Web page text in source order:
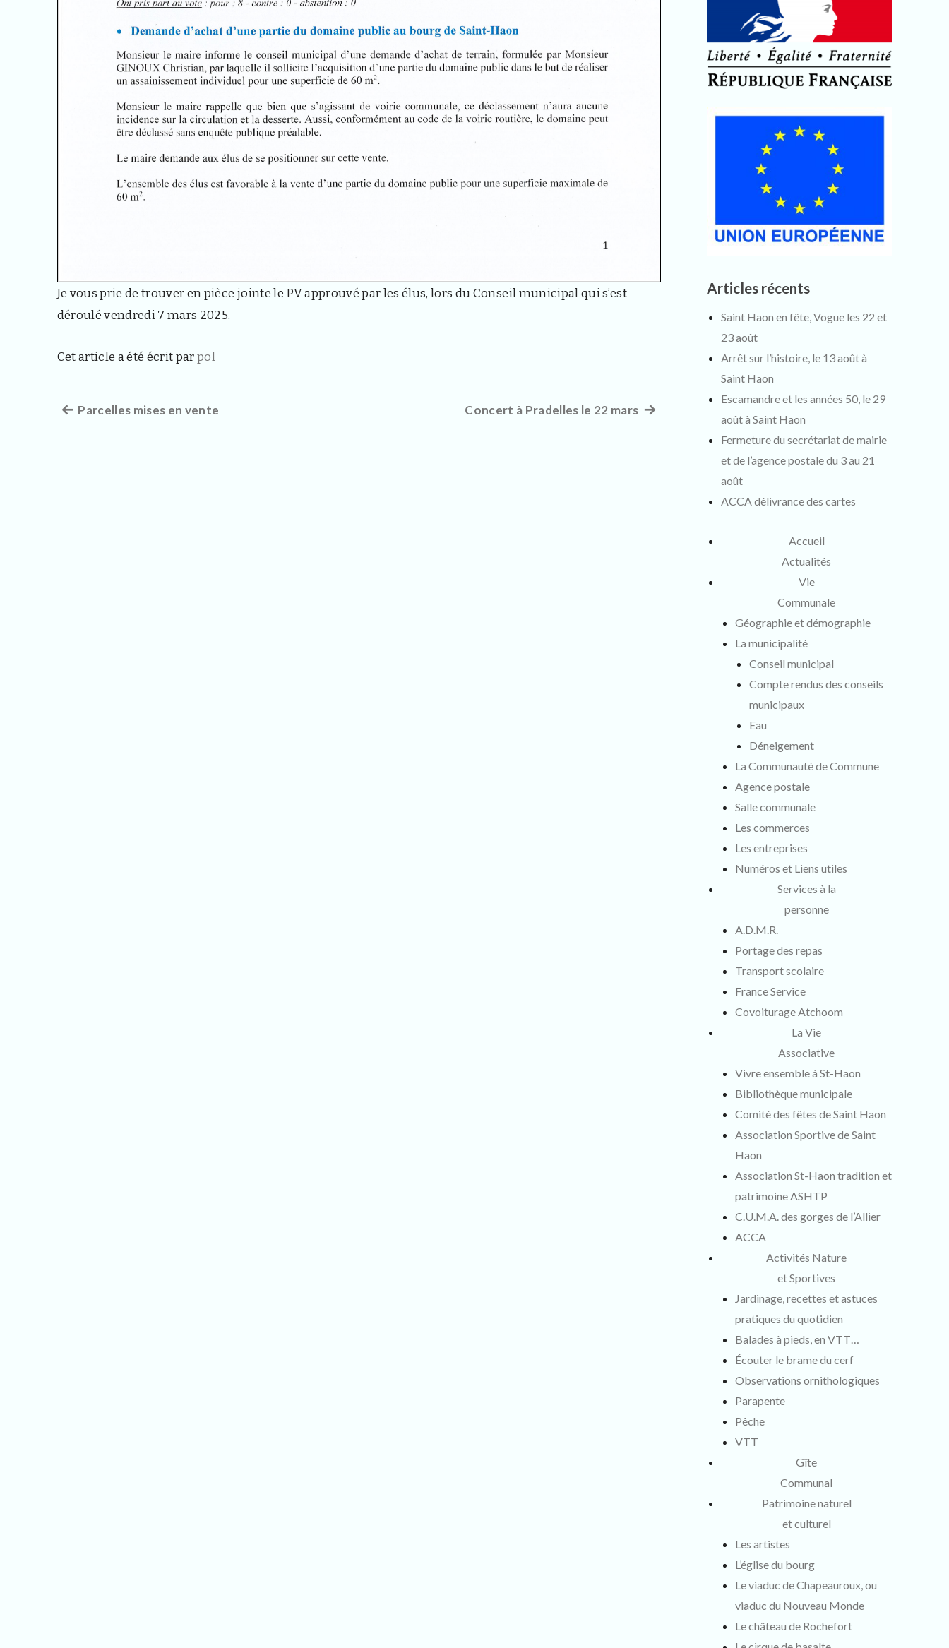
Je vous prie de trouver en pièce jointe le PV approuvé par les élus, lors du Conseil municipal qui s’est
déroulé vendredi 7 mars 2025.
Cet article a été écrit parpol
Navigation
Article
Parcelles mises en vente Concert à Pradelles le 22 marsArticle
Articles récents
Saint Haon en fête, Vogue les 22 et
23 août
Arrêt sur l’histoire, le 13 août à
Saint Haon
Escamandre et les années 50, le 29
août à Saint Haon
Fermeture du secrétariat de mairie
et de l’agence postale du 3 au 21
août
ACCA délivrance des cartes
Accueil
Actualités
Vie
Communale
Géographie et démographie
La municipalité
Conseil municipal
Compte rendus des conseils
municipaux
Eau
Déneigement
La Communauté de Commune
Agence postale
Salle communale
Les commerces
Les entreprises
Numéros et Liens utiles
Services à la
personne
A.D.M.R.
Portage des repas
Transport scolaire
France Service
Covoiturage Atchoom
La Vie
Associative
Vivre ensemble à St-Haon
Bibliothèque municipale
Comité des fêtes de Saint Haon
Association Sportive de Saint
Haon
Association St-Haon tradition et
patrimoine ASHTP
C.U.M.A. des gorges de l’Allier
ACCA
Activités Nature
et Sportives
Jardinage, recettes et astuces
pratiques du quotidien
Balades à pieds, en VTT…
Écouter le brame du cerf
Observations ornithologiques
Parapente
Pêche
VTT
Gîte
Communal
Patrimoine naturel
et culturel
Les artistes
L’église du bourg
Le viaduc de Chapeauroux, ou
viaduc du Nouveau Monde
Le château de Rochefort